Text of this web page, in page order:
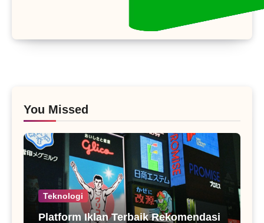
You Missed
Teknologi
Platform Iklan Terbaik Rekomendasi